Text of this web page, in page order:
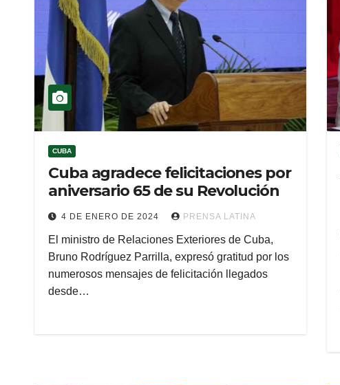
CUBA
Cuba agradece felicitaciones por
aniversario 65 de su Revolución
4 DE ENERO DE 2024 PRENSA LATINA
El ministro de Relaciones Exteriores de Cuba,
Bruno Rodríguez Parrilla, expresó gratitud por los
numerosos mensajes de felicitación llegados
desde…